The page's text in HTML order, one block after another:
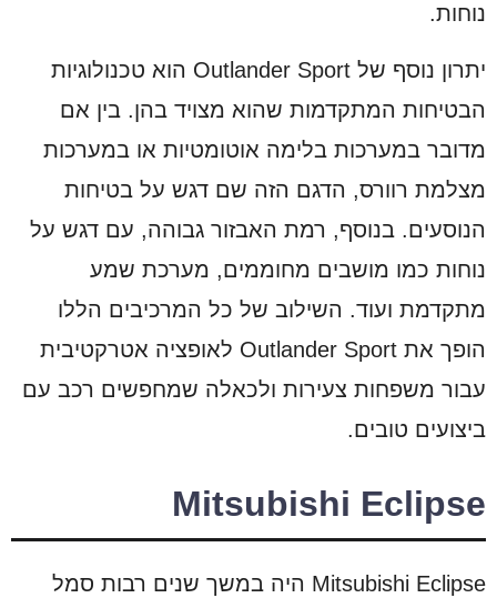
נוחות.
יתרון נוסף של Outlander Sport הוא טכנולוגיות
הבטיחות המתקדמות שהוא מצויד בהן. בין אם
מדובר במערכות בלימה אוטומטיות או במערכות
מצלמת רוורס, הדגם הזה שם דגש על בטיחות
הנוסעים. בנוסף, רמת האבזור גבוהה, עם דגש על
נוחות כמו מושבים מחוממים, מערכת שמע
מתקדמת ועוד. השילוב של כל המרכיבים הללו
הופך את Outlander Sport לאופציה אטרקטיבית
עבור משפחות צעירות ולכאלה שמחפשים רכב עם
ביצועים טובים.
Mitsubishi Eclipse
Mitsubishi Eclipse היה במשך שנים רבות סמל